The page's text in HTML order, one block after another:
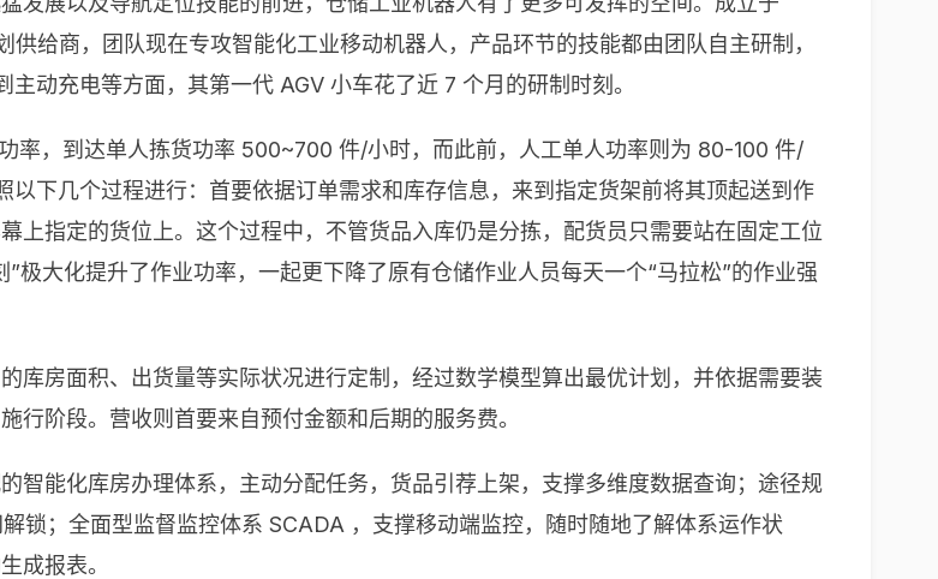
给商，团队现在专攻智能化工业移动机器人，产品环节的技能都由团队自主研制，
动充电等方面，其第一代 AGV 小车花了近 7 个月的研制时刻。
率，到达单人拣货功率 500~700 件/小时，而此前，人工单人功率则为 80-100 件/
下几个过程进行：首要依据订单需求和库存信息，来到指定货架前将其顶起送到作
上指定的货位上。这个过程中，不管货品入库仍是分拣，配货员只需要站在固定工位
极大化提升了作业功率，一起更下降了原有仓储作业人员每天一个“马拉松”的作业强
库房面积、出货量等实际状况进行定制，经过数学模型算出最优计划，并依据需要装
阶段。营收则首要来自预付金额和后期的服务费。
智能化库房办理体系，主动分配任务，货品引荐上架，支撑多维度数据查询；途径规
锁；全面型监督监控体系 SCADA ，支撑移动端监控，随时随地了解体系运作状
成报表。